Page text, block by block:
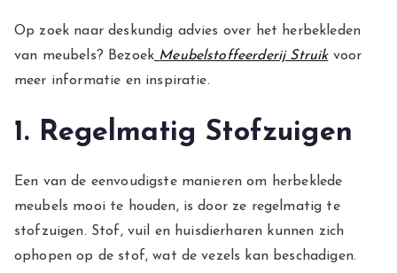
Op zoek naar deskundig advies over het herbekleden
van meubels? Bezoek Meubelstoffeerderij Struikvoor
meer informatie en inspiratie.
1. Regelmatig Stofzuigen
Een van de eenvoudigste manieren om herbeklede
meubels mooi te houden, is door ze regelmatig te
stofzuigen. Stof, vuil en huisdierharen kunnen zich
ophopen op de stof, wat de vezels kan beschadigen.